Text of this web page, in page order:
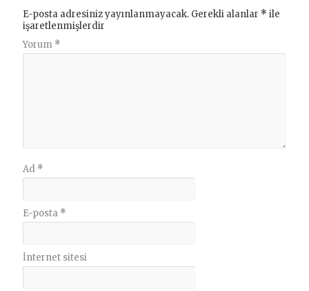
E-posta adresiniz yayınlanmayacak. Gerekli alanlar * ile
işaretlenmişlerdir
Yorum *
Ad *
E-posta *
İnternet sitesi